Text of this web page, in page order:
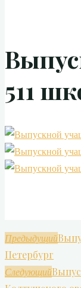
511
Предыдущий
Петербург
Следующий